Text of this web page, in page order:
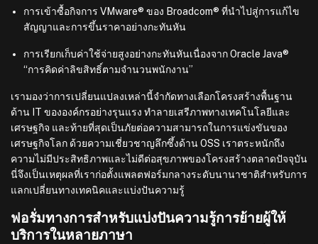
การเข้าซื้อกิจการ VMware® ของ Broadcom® ที่นำไปสู่การแก้ไข
สัญญาและการขึ้นราคาอย่างกะทันหัน
การเรียกเก็บค่าใช้จ่ายสูงอย่างกะทันหันเนื่องจาก Oracle Java®
“การคิดค่าลิขสิทธิ์ตามจำนวนพนักงาน”
เรามองว่าการเปลี่ยนแปลงเหล่านี้จำกัดทางเลือกโครงสร้างพื้นฐาน
ด้าน IT ขององค์กรอย่างรุนแรง ทำลายเสรีภาพทางเทคโนโลยีและ
เศรษฐกิจ และท้ายที่สุดเป็นภัยต่อความสามารถในการแข่งขันของ
เศรษฐกิจโลก ด้วยความเชี่ยวชาญลึกซึ้งด้าน OSS เราตระหนักถึง
ความไม่มีประสิทธิภาพและไม่ดีต่อสุขภาพของโครงสร้างตลาดปัจจุบัน
นี่จึงเป็นเหตุผลที่เราก่อตั้งแพลตฟอร์มกลางระดับนานาชาติสำหรับการ
แลกเปลี่ยนทางเทคนิคและแบ่งปันความรู้
ฟอรั่มทางการสำหรับแบ่งปันความรู้การย้ายผู้ให้
บริการในหลายภาษา